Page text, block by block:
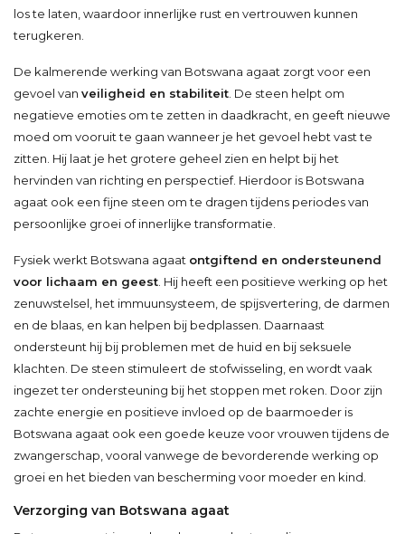
los te laten, waardoor innerlijke rust en vertrouwen kunnen
terugkeren.
De kalmerende werking van Botswana agaat zorgt voor een
gevoel van veiligheid en stabiliteit . De steen helpt om
negatieve emoties om te zetten in daadkracht, en geeft nieuwe
moed om vooruit te gaan wanneer je het gevoel hebt vast te
zitten. Hij laat je het grotere geheel zien en helpt bij het
hervinden van richting en perspectief. Hierdoor is Botswana
agaat ook een fijne steen om te dragen tijdens periodes van
persoonlijke groei of innerlijke transformatie.
Fysiek werkt Botswana agaat ontgiftend en ondersteunend
voor lichaam en geest . Hij heeft een positieve werking op het
zenuwstelsel, het immuunsysteem, de spijsvertering, de darmen
en de blaas, en kan helpen bij bedplassen. Daarnaast
ondersteunt hij bij problemen met de huid en bij seksuele
klachten. De steen stimuleert de stofwisseling, en wordt vaak
ingezet ter ondersteuning bij het stoppen met roken. Door zijn
zachte energie en positieve invloed op de baarmoeder is
Botswana agaat ook een goede keuze voor vrouwen tijdens de
zwangerschap, vooral vanwege de bevorderende werking op
groei en het bieden van bescherming voor moeder en kind.
Verzorging van Botswana agaat